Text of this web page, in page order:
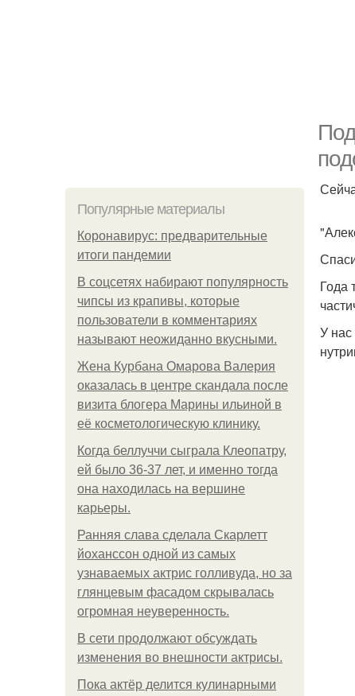
Популярные материалы
Коронавирус: предварительные
итоги пандемии
В соцсетях набирают популярность
чипсы из крапивы, которые
пользователи в комментариях
называют неожиданно вкусными.
Жена Курбана Омарова Валерия
оказалась в центре скандала после
визита блогера Марины ильиной в
её косметологическую клинику.
Когда беллуччи сыграла Клеопатру,
ей было 36-37 лет, и именно тогда
она находилась на вершине
карьеры.
Ранняя слава сделала Скарлетт
йоханссон одной из самых
узнаваемых актрис голливуда, но за
глянцевым фасадом скрывалась
огромная неуверенность.
В сети продолжают обсуждать
изменения во внешности актрисы.
Пока актёр делится кулинарными
Года
У нас